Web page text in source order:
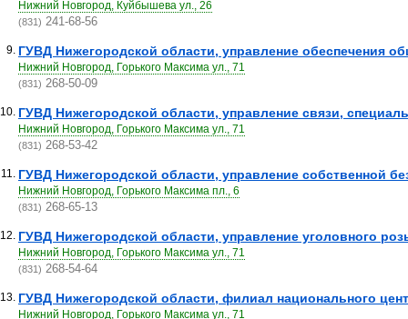
Нижний Новгород, Куйбышева ул., 26
(831) 241-68-56
9. ГУВД Нижегородской области, управление обеспечения
Нижний Новгород, Горького Максима ул., 71
(831) 268-50-09
10. ГУВД Нижегородской области, управление связи,
Нижний Новгород, Горького Максима ул., 71
(831) 268-53-42
11. ГУВД Нижегородской области, управление собственной
Нижний Новгород, Горького Максима пл., 6
(831) 268-65-13
12. ГУВД Нижегородской области, управление уголовного
Нижний Новгород, Горького Максима ул., 71
(831) 268-54-64
13. ГУВД Нижегородской области, филиал национального
Нижний Новгород, Горького Максима ул., 71